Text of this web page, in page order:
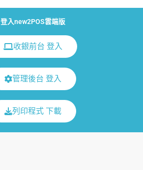
登入new2POS雲端版
收銀前台 登入
管理後台 登入
列印程式 下載